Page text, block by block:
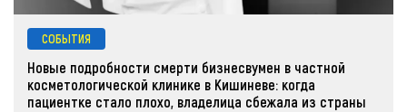
СОБЫТИЯ
Новые подробности смерти бизнесвумен в частной
косметологической клинике в Кишиневе: когда
пациентке стало плохо, владелица сбежала из страны